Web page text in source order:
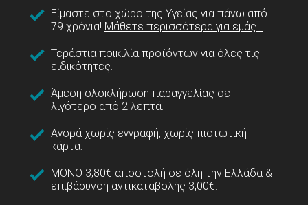
Είμαστε στο χώρο της Υγείας για πάνω από
79 χρόνια! Μάθετε περισσότερα για εμάς...
Τεράστια ποικιλία προϊόντων για όλες τις
ειδικότητες.
Άμεση ολοκλήρωση παραγγελίας σε
λιγότερο από 2 λεπτά.
Αγορά χωρίς εγγραφή, χωρίς πιστωτική
κάρτα.
ΜΟΝΟ 3,80€ αποστολή σε όλη την Ελλάδα &
επιβάρυνση αντικαταβολής 3,00€.